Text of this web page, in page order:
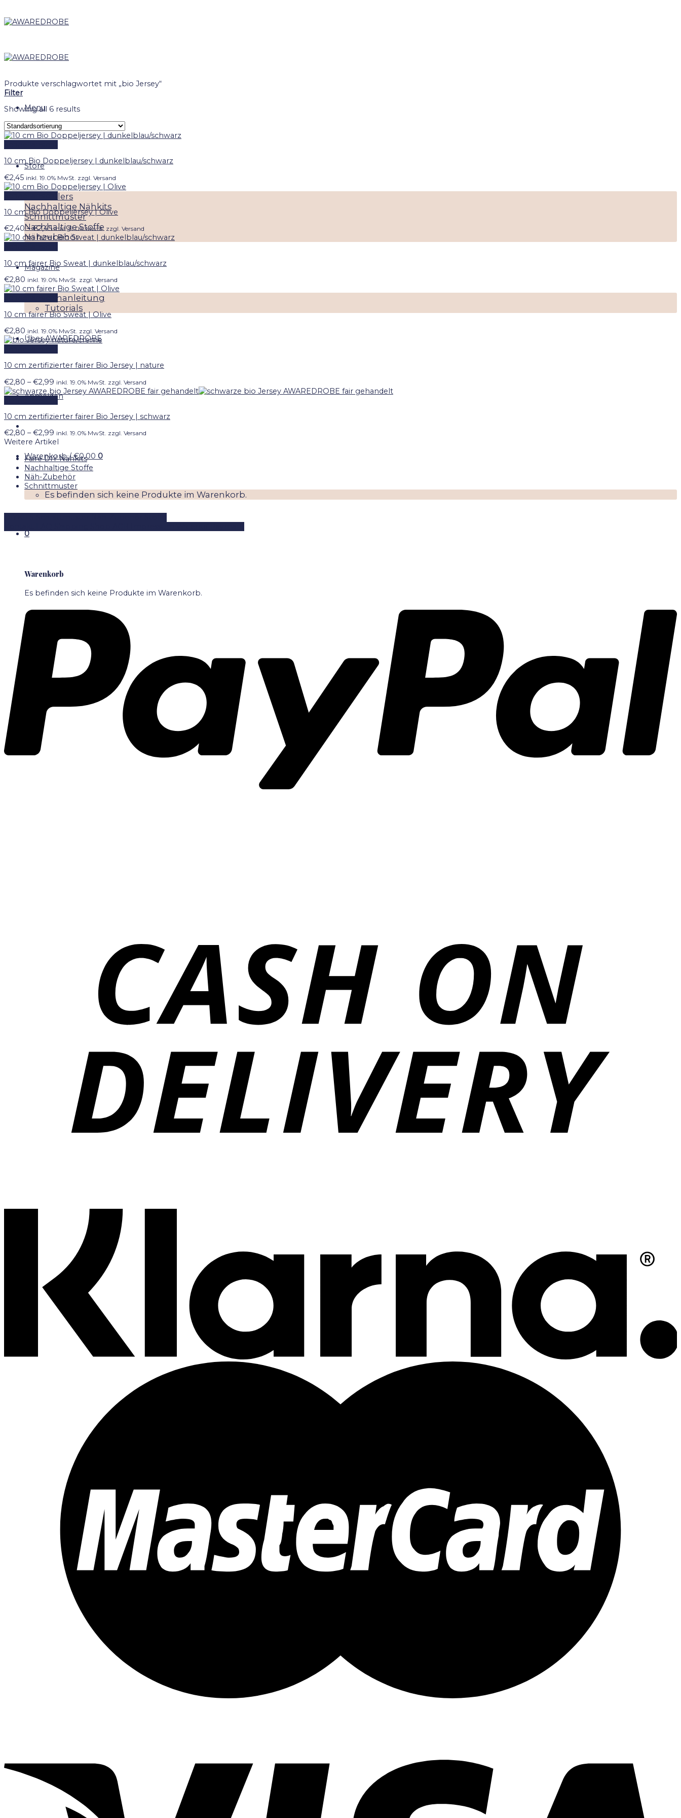
to
content
Menu
Store
Best Sellers
Nachhaltige Nähkits
Schnittmuster
Nachhaltige Stoffe
Nähzubehör
Magazine
Nähanleitung
Tutorials
Über AWAREDROBE
Anmelden
Warenkorb /€0,00 0
Es befinden sich keine Produkte im Warenkorb.
0
Warenkorb
Es befinden sich keine Produkte im Warenkorb.
Produkte verschlagwortet mit „bio Jersey“
Filter
Showing all 6 results
10 cm Bio Doppeljersey | dunkelblau/schwarz
€2,45 inkl. 19.0% MwSt. zzgl. Versand
10 cm Bio Doppeljersey | Olive
€2,40 –€2,45Preisspanne:
€2,40
inkl. 19.0% MwSt. zzgl. Versand
10 cm fairer Bio Sweat | dunkelblau/schwarz
€2,80 inkl. 19.0% MwSt. zzgl. Versand
10 cm fairer Bio Sweat | Olive
€2,80 inkl. 19.0% MwSt. zzgl. Versand
10 cm zertifizierter fairer Bio Jersey | nature
€2,80 –€2,99 Preisspanne:
€2,80
bis
inkl. 19.0% MwSt. zzgl. Versand
10 cm zertifizierter fairer Bio Jersey | schwarz
€2,80 –€2,99 Preisspanne:
€2,80
€2,99
inkl. 19.0% MwSt. zzgl. Versand
Weitere Artikel
Faire DIY Nähkits
Nachhaltige Stoffe
Näh-Zubehör
Schnittmuster